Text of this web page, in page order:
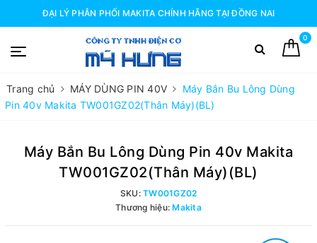
ĐẠI LÝ PHÂN PHỐI MAKITA CHÍNH HÃNG TẠI ĐỒNG NAI
0
Trang chủ MÁY DÙNG PIN 40V
Máy Bắn Bu Lông Dùng
Pin 40v Makita TW001GZ02(Thân Máy)(BL)
Máy Bắn Bu Lông Dùng Pin 40v Makita
TW001GZ02(Thân Máy)(BL)
SKU: TW001GZ02
Thương hiệu:Makita